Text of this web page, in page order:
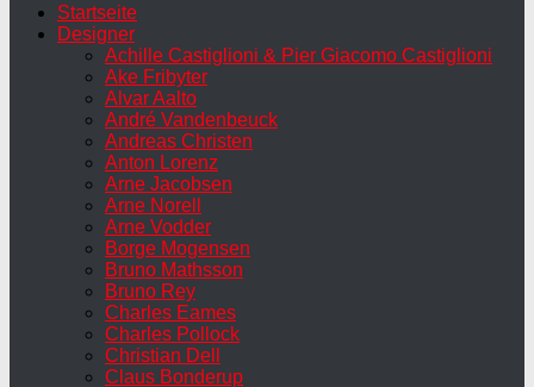
Startseite
Designer
Achille Castiglioni & Pier Giacomo Castiglioni
Ake Fribyter
Alvar Aalto
André Vandenbeuck
Andreas Christen
Anton Lorenz
Arne Jacobsen
Arne Norell
Arne Vodder
Borge Mogensen
Bruno Mathsson
Bruno Rey
Charles Eames
Charles Pollock
Christian Dell
Claus Bonderup